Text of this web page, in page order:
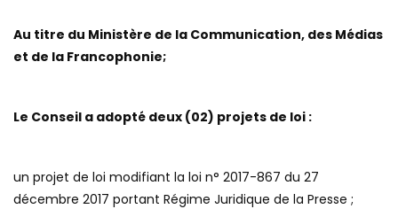
Au titre du Ministère de la Communication, des Médias
et de la Francophonie;
Le Conseil a adopté deux (02) projets de loi :
un projet de loi modifiant la loi n° 2017-867 du 27
décembre 2017 portant Régime Juridique de la Presse ;